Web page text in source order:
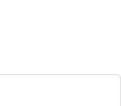
the hydraulic system,